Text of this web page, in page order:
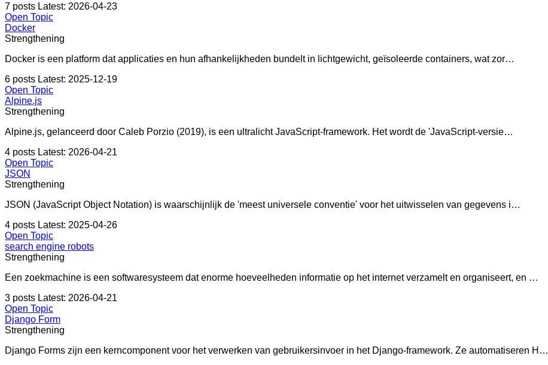
7 posts Latest: 2026-04-23
Open Topic
Docker
Strengthening
Docker is een platform dat applicaties en hun afhankelijkheden bundelt in lichtgewicht, geïsoleerde containers, wat zor…
6 posts Latest: 2025-12-19
Open Topic
Alpine.js
Strengthening
Alpine.js, gelanceerd door Caleb Porzio (2019), is een ultralicht JavaScript-framework. Het wordt de 'JavaScript-versie…
4 posts Latest: 2026-04-21
Open Topic
JSON
Strengthening
JSON (JavaScript Object Notation) is waarschijnlijk de 'meest universele conventie' voor het uitwisselen van gegevens i…
4 posts Latest: 2025-04-26
Open Topic
search engine robots
Strengthening
Een zoekmachine is een softwaresysteem dat enorme hoeveelheden informatie op het internet verzamelt en organiseert, en …
3 posts Latest: 2026-04-21
Open Topic
Django Form
Strengthening
Django Forms zijn een kerncomponent voor het verwerken van gebruikersinvoer in het Django-framework. Ze automatiseren H…